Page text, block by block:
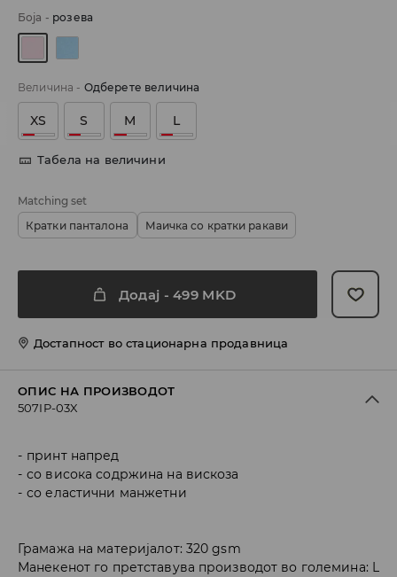
Боја - розева
Величина - Одберете величина
XS S M L
Табела на величини
Matching set
Кратки панталона
Маичка со кратки ракави
Додај -499 MKD
Достапност во стационарна продавница
ОПИС НА ПРОИЗВОДОТ
507IP-03X
принт напред
со висока содржина на вискоза
со еластични манжетни
Грамажа на материјалот: 320 gsm
Манекенот го претставува производот во големина: L